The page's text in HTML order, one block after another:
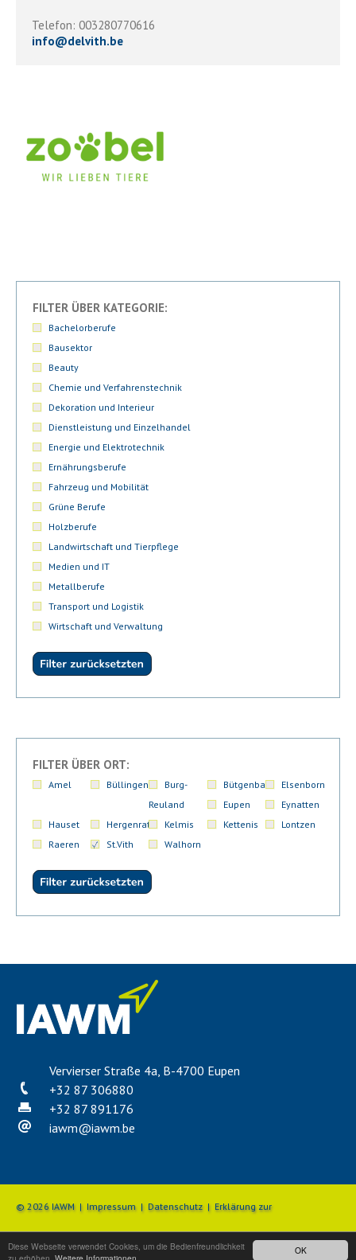
OK
Diese Webseite verwendet Cookies, um die Bedienfreundlichkeit
Telefon: 003280770616
info@delvith.be
FILTER ÜBER KATEGORIE:
Bachelorberufe
Bausektor
Beauty
Chemie und Verfahrenstechnik
Dekoration und Interieur
Dienstleistung und Einzelhandel
Energie und Elektrotechnik
Ernährungsberufe
Fahrzeug und Mobilität
Grüne Berufe
Holzberufe
Landwirtschaft und Tierpflege
Medien und IT
Metallberufe
Transport und Logistik
Wirtschaft und Verwaltung
FILTER ÜBER ORT:
Amel Büllingen
Burg-
Reuland
Bütgenbach
Elsenborn
Eupen
Eynatten
Hauset
Hergenrath Kelmis Kettenis
Lontzen
Raeren
St.Vith Walhorn
Vervierser Straße 4a, B-4700 Eupen
+32 87 306880
+32 87 891176
iawm@iawm.be
© 2026 IAWM | Impressum| Datenschutz| Erklärung zur
Barrierefreiheit|Beschwerdemanagement